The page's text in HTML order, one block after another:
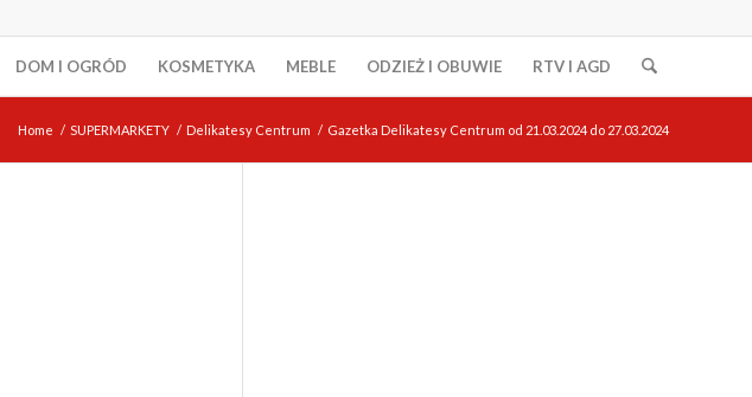
DOM I OGRÓD KOSMETYKA MEBLE ODZIEŻ I OBUWIE RTV I AGD
Home / SUPERMARKETY / Delikatesy Centrum / Gazetka Delikatesy Centrum od 21.03.2024 do 27.03.2024